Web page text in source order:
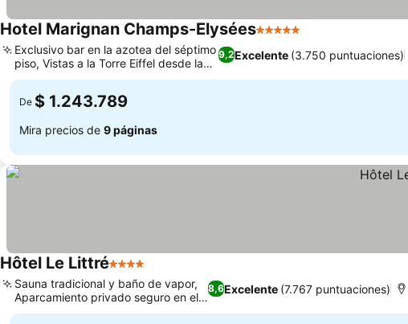
Hotel Marignan Champs-Elysées5 Estrellas
9,2Excelente (3.750 puntuaciones)
Exclusivo bar en la azotea del séptimo
piso, Vistas a la Torre Eiffel desde la
terraza
De $ 1.243.789
Mira precios de 9 páginas
Hôtel Le Littré4 Estrellas
8,6Excelente (7.767 puntuaciones)
Sauna tradicional y baño de vapor,
Aparcamiento privado seguro en el
hotel